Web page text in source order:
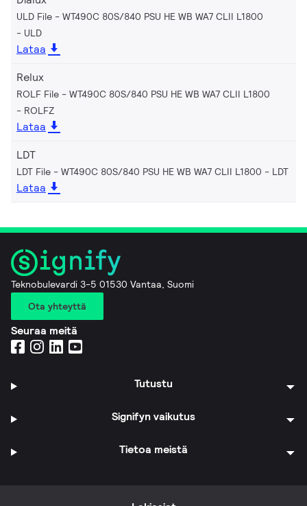
ULD File - WT490C 80S/840 PSU HE WB WA7 CLII L1800
ULD
Lataa
Relux
ROLF File - WT490C 80S/840 PSU HE WB WA7 CLII L1800
ROLFZ
Lataa
LDT
LDT File - WT490C 80S/840 PSU HE WB WA7 CLII L1800 LDT
Lataa
Teknobulevardi 3-5 01530 Vantaa, Suomi
Ota yhteyttä
Seuraa meitä
Tutustu
Signifyn vaikutus
Tietoa meistä